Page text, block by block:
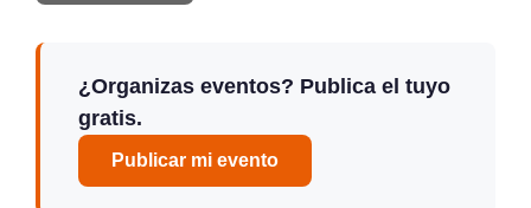
¿Organizas eventos? Publica el tuyo
gratis.
Publicar mi evento